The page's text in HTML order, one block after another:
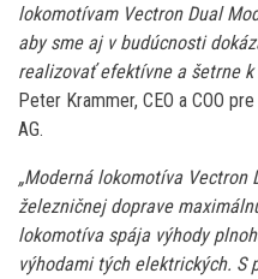
lokomotívam Vectron Dual
aby sme aj v budúcnosti
realizovať efektívne a šetrne k
Peter Krammer, CEO a COO
AG.
„Moderná lokomotíva Vectron
železničnej doprave
lokomotíva spája výhody
výhodami tých elektrických. S